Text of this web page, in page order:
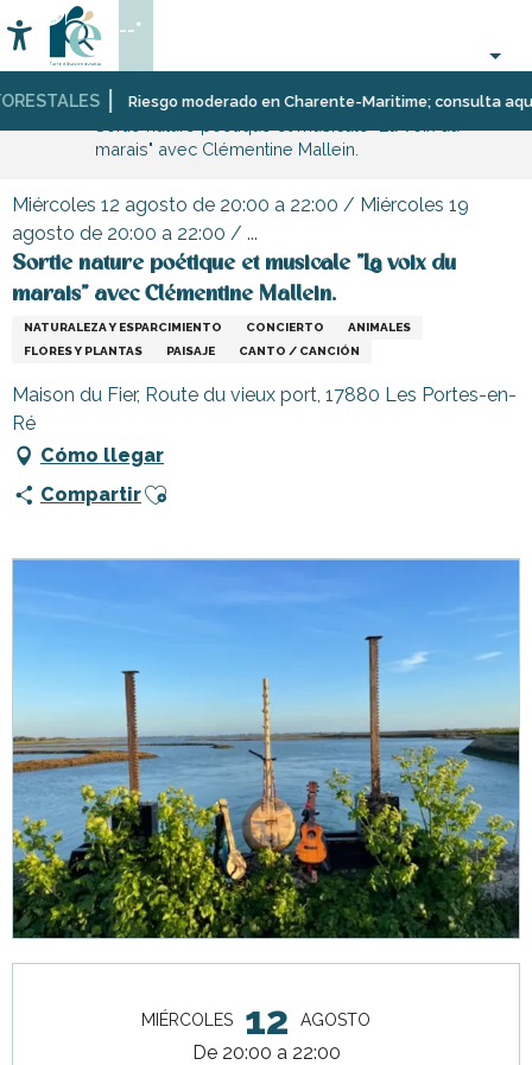
au
contenu
principal
Riesgo moderado en Charente-Maritime; consulta aquí
Accessibilité
Buscar
--°
Página Web
Organización
Actividades
Ocio
Eventos
marais" avec Clémentine Mallein.
Miércoles 12 agosto de 20:00 a 22:00 / Miércoles 19
agosto de 20:00 a 22:00 / ...
Sortie nature poétique et musicale "La voix du
marais" avec Clémentine Mallein.
NATURALEZA Y ESPARCIMIENTO CONCIERTO
ANIMALES
FLORES Y PLANTAS
PAISAJE CANTO / CANCIÓN
Maison du Fier, Route du vieux port, 17880 Les Portes-en-
Ré
Cómo llegar
CompartirAjouter aux favoris
MIÉRCOLES 12 AGOSTO
De 20:00 a 22:00